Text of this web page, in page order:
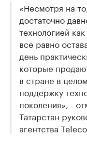
«Несмотря на
достаточно
технологией
все равно
день
которые
в стране в
поддержку
поколения», -
Татарстан
агентства